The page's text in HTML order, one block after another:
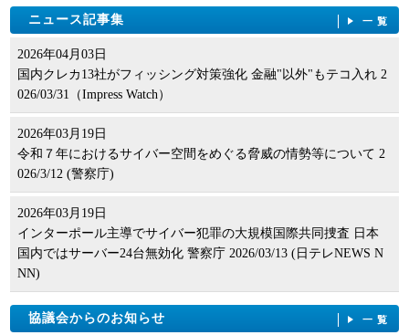
ニュース記事集 一覧
2026年04月03日
国内クレカ13社がフィッシング対策強化 金融"以外"もテコ入れ 2
026/03/31（Impress Watch）
2026年03月19日
令和７年におけるサイバー空間をめぐる脅威の情勢等について 2
026/3/12 (警察庁)
2026年03月19日
インターポール主導でサイバー犯罪の大規模国際共同捜査 日本
国内ではサーバー24台無効化 警察庁 2026/03/13 (日テレNEWS N
NN)
協議会からのお知らせ 一覧